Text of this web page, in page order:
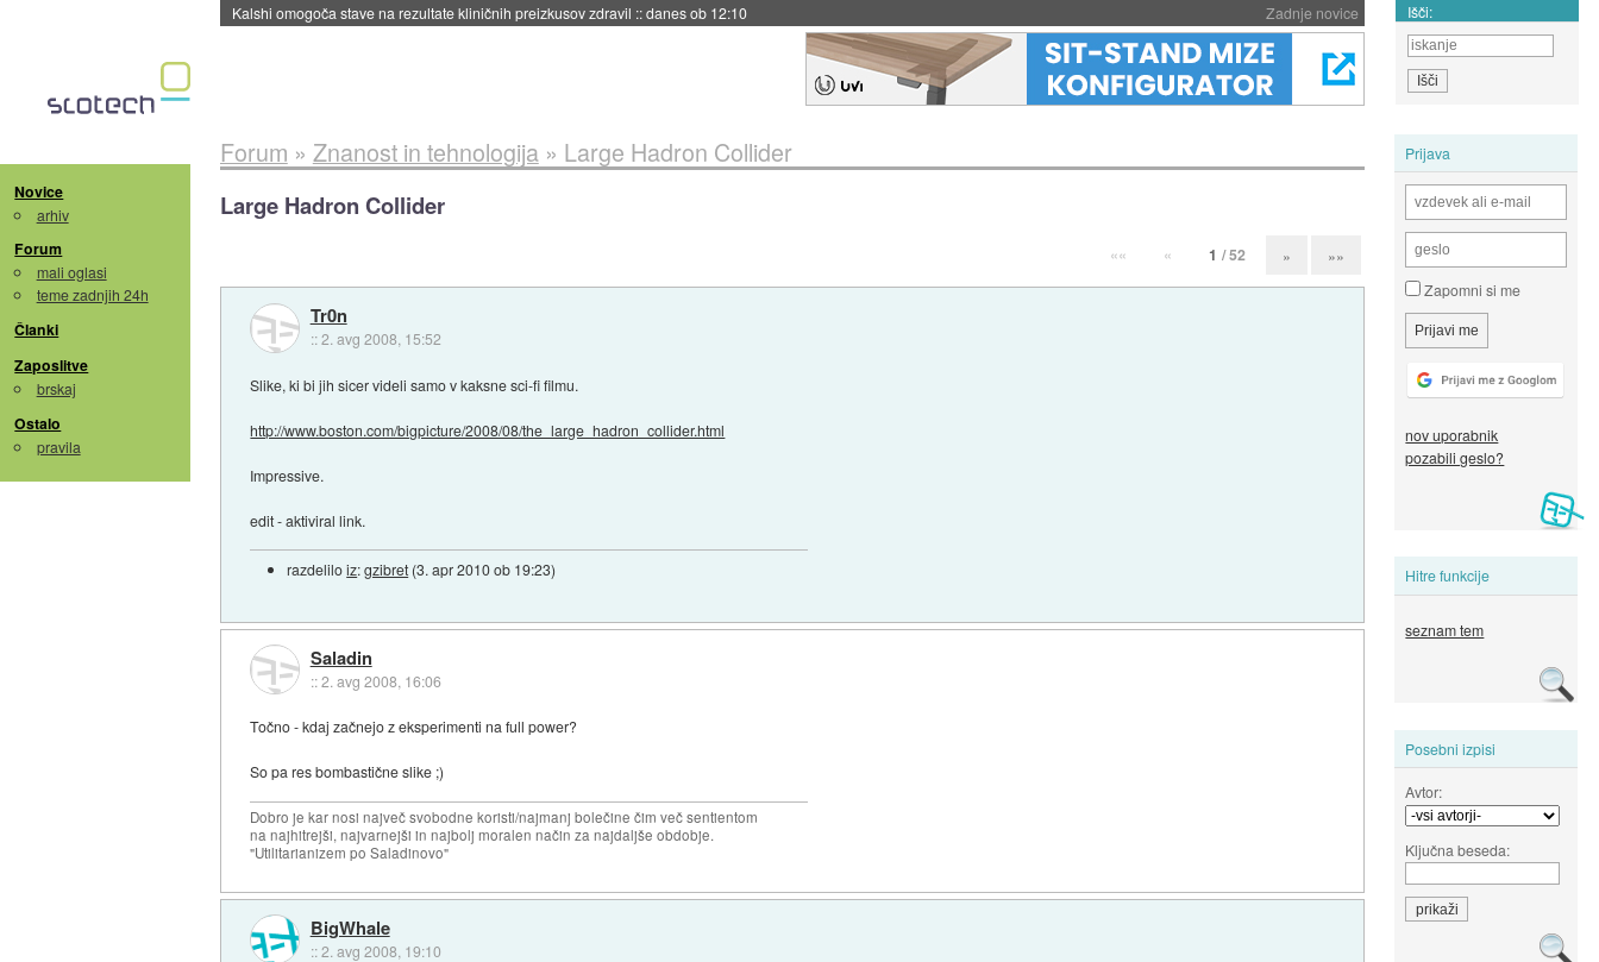
Zadnje novice
danes ob 11:37 Išči:
Novice
arhiv
Forum
mali oglasi
teme zadnjih 24h
Članki
Zaposlitve
brskaj
Ostalo
pravila
Prijava
Zapomni si me
nov uporabnik
pozabili geslo?
Hitre funkcije
seznam tem
Posebni izpisi
Avtor:
Ključna beseda:
Forum » Znanost in tehnologija» Large Hadron Collider
Large Hadron Collider
«« « 1 / 52 » »»
Tr0n
::2. avg 2008, 15:52
Slike, ki bi jih sicer videli samo v kaksne sci-fi filmu.
http://www.boston.com/bigpicture/2008/08/the_large_hadron_collider.html
Impressive.
edit - aktiviral link.
razdeliloiz:gzibret (3. apr 2010 ob 19:23)
Saladin
::2. avg 2008, 16:06
Točno - kdaj začnejo z eksperimenti na full power?
So pa res bombastične slike ;)
Dobro je kar nosi največ svobodne koristi/najmanj bolečine čim več sentientom
na najhitrejši, najvarnejši in najbolj moralen način za najdaljše obdobje.
"Utilitarianizem po Saladinovo"
BigWhale
::2. avg 2008, 19:10